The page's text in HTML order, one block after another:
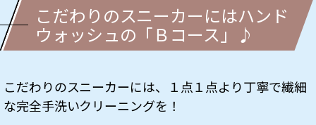
こだわりのスニーカーにはハンド
ウォッシュの「Ｂコース」♪
こだわりのスニーカーには、１点１点より丁寧で繊細
な完全手洗いクリーニングを！